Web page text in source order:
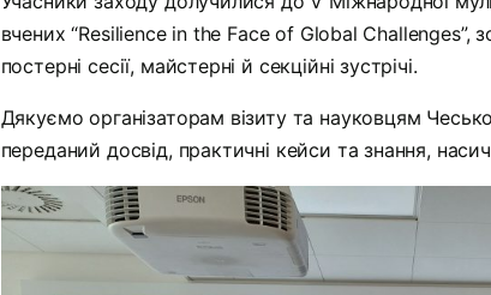
вчених “Resilience in the Face of Global Challenges”,
постерні сесії, майстерні й секційні зустрічі.
Дякуємо організаторам візиту та науковцям
переданий досвід, практичні кейси та знання,